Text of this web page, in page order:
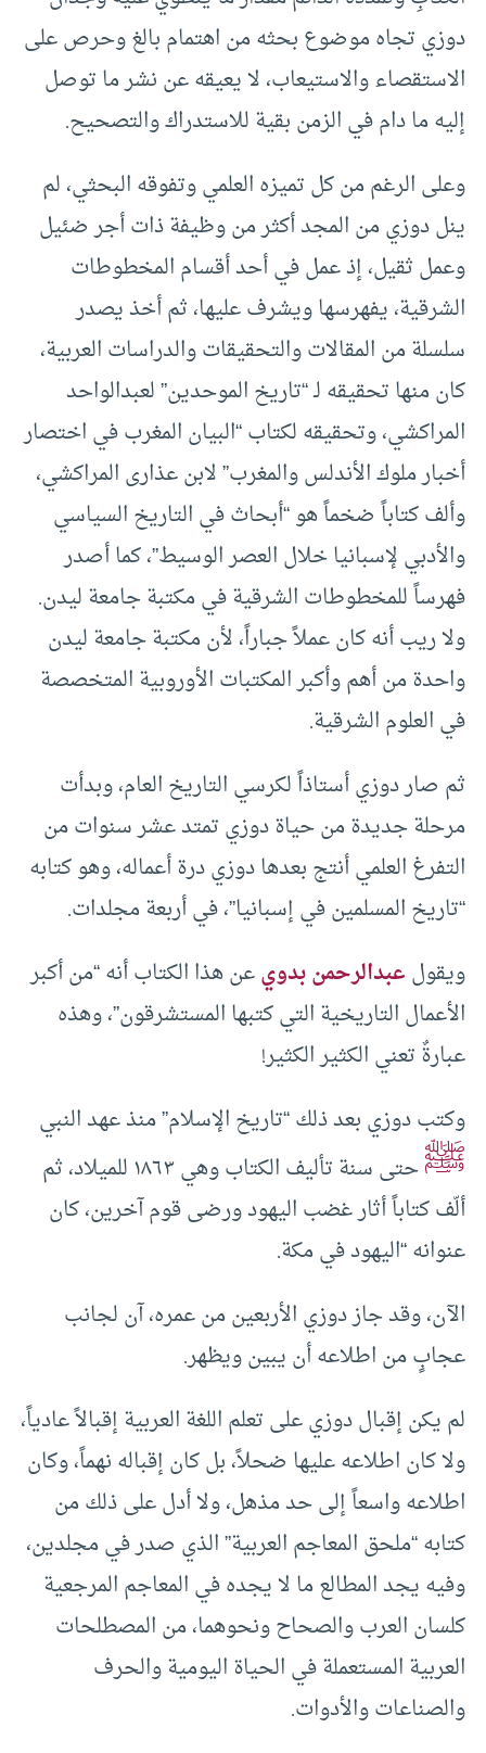
دوزي تجاه موضوع بحثه من اهتمام بالغ وحرص على
الاستقصاء والاستيعاب، لا يعيقه عن نشر ما توصل
إليه ما دام في الزمن بقية للاستدراك والتصحيح.
وعلى الرغم من كل تميزه العلمي وتفوقه البحثي، لم
ينل دوزي من المجد أكثر من وظيفة ذات أجر ضئيل
وعمل ثقيل، إذ عمل في أحد أقسام المخطوطات
الشرقية، يفهرسها ويشرف عليها، ثم أخذ يصدر
سلسلة من المقالات والتحقيقات والدراسات العربية،
كان منها تحقيقه لـ “تاريخ الموحدين” لعبدالواحد
المراكشي، وتحقيقه لكتاب “البيان المغرب في اختصار
أخبار ملوك الأندلس والمغرب” لابن عذارى المراكشي،
وألف كتاباً ضخماً هو “أبحاث في التاريخ السياسي
والأدبي لإسبانيا خلال العصر الوسيط”، كما أصدر
فهرساً للمخطوطات الشرقية في مكتبة جامعة ليدن.
ولا ريب أنه كان عملاً جباراً، لأن مكتبة جامعة ليدن
واحدة من أهم وأكبر المكتبات الأوروبية المتخصصة
في العلوم الشرقية.
ثم صار دوزي أستاذاً لكرسي التاريخ العام، وبدأت
مرحلة جديدة من حياة دوزي تمتد عشر سنوات من
التفرغ العلمي أنتج بعدها دوزي درة أعماله، وهو كتابه
“تاريخ المسلمين في إسبانيا”، في أربعة مجلدات.
ويقولعبدالرحمن بدويعن هذا الكتاب أنه “من أكبر
الأعمال التاريخية التي كتبها المستشرقون”، وهذه
عبارةٌ تعني الكثير الكثير!
وكتب دوزي بعد ذلك “تاريخ الإسلام” منذ عهد النبي
ﷺ
حتى سنة تأليف الكتاب وهي ١٨٦٣ للميلاد، ثم
ألّف كتاباً أثار غضب اليهود ورضى قوم آخرين، كان
عنوانه “اليهود في مكة.
الآن، وقد جاز دوزي الأربعين من عمره، آن لجانب
عجابٍ من اطلاعه أن يبين ويظهر.
لم يكن إقبال دوزي على تعلم اللغة العربية إقبالاً عادياً،
ولا كان اطلاعه عليها ضحلاً، بل كان إقباله نهماً، وكان
اطلاعه واسعاً إلى حد مذهل، ولا أدل على ذلك من
كتابه “ملحق المعاجم العربية” الذي صدر في مجلدين،
وفيه يجد المطالع ما لا يجده في المعاجم المرجعية
كلسان العرب والصحاح ونحوهما، من المصطلحات
العربية المستعملة في الحياة اليومية والحرف
والصناعات والأدوات.